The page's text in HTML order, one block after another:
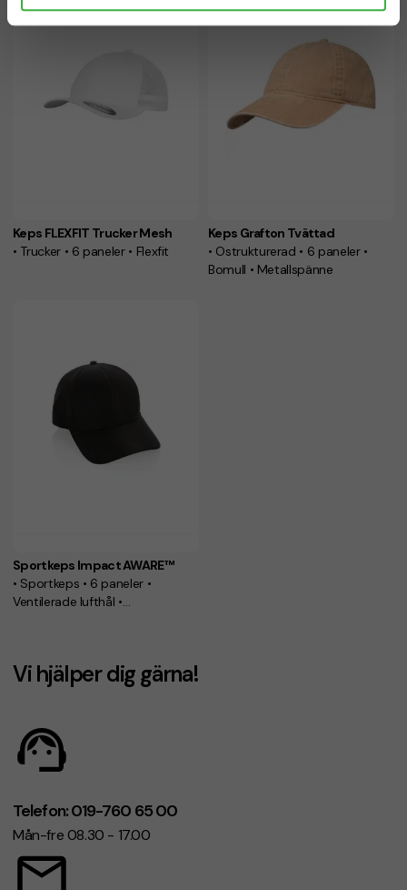
Keps FLEXFIT Trucker Mesh
• Trucker • 6 paneler • Flexfit
Keps Grafton Tvättad
• Ostrukturerad • 6 paneler •
Bomull • Metallspänne
Sportkeps Impact AWARE™
• Sportkeps • 6 paneler •
Ventilerade lufthål •
Vi hjälper dig gärna!
Telefon: 019-760 65 00
Mån-fre 08.30 - 17.00